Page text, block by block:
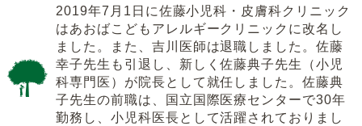
2019年7月1日に佐藤小児科・皮膚科クリニック
はあおばこどもアレルギークリニックに改名し
ました。また、吉川医師は退職しました。佐藤
幸子先生も引退し、新しく佐藤典子先生（小児
科専門医）が院長として就任しました。佐藤典
子先生の前職は、国立国際医療センターで30年
勤務し、小児科医長として活躍されておりまし